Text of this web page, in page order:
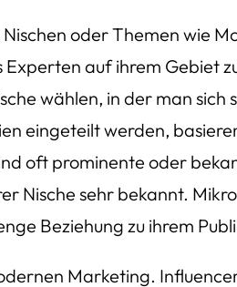
oder Themen wie
Experten auf ihrem
wählen, in der man
eingeteilt werden,
oft prominente oder
Nische sehr bekannt.
Beziehung zu ihrem
Marketing.